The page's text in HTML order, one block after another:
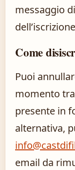
messaggio
Come
Puoi
momento
presente in
alternativa,
email da